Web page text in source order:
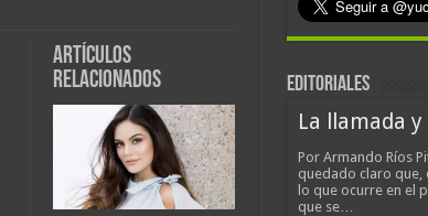
Artículos
relacionados
EDITORIALES
La llamada
Por Armando Ríos
quedado claro que,
lo que ocurre en el
que se…